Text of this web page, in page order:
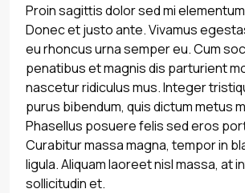
Proin sagittis dolor sed mi
Donec et justo ante. Vivamus
eu rhoncus urna semper eu. Cum
penatibus et magnis dis parturient
nascetur ridiculus mus. Integer
purus bibendum, quis dictum metus
Phasellus posuere felis sed eros
Curabitur massa magna, tempor in
ligula. Aliquam laoreet nisl massa, at
sollicitudin et.